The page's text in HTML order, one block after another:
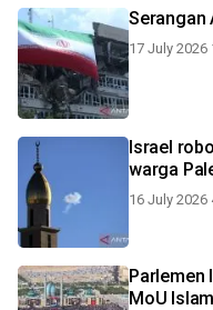
Serangan
17 July 2026
Israel
warga
16 July 2026
Parlemen
MoU